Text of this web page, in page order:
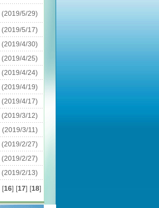
(2019/5/29)
(2019/5/17)
(2019/4/30)
(2019/4/25)
(2019/4/24)
(2019/4/19)
(2019/4/17)
(2019/3/12)
(2019/3/11)
(2019/2/27)
(2019/2/27)
(2019/2/13)
[16] [17] [18]